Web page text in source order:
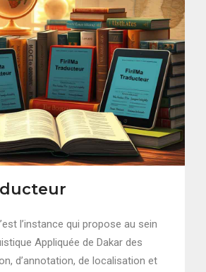
l’instance qui propose au sein
Appliquée de Dakar des
d’annotation, de localisation et